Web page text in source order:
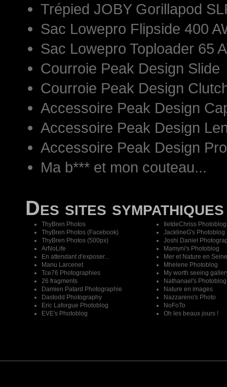
Trépied JOBY Gorillapod
Sac Lowepro Flipside 400
Sac Lowepro Toploader 65
Courroie Peak Design Slide
Courroie Peak Design
Accessoire Peak Design
Accessoire Peak Design
Accessoire Peak Design
Ma b*** et mon couteau...
Des sites sympathiques
ThyBren Photos
ThyBren Photos (Facebook)
ThyBren Photos (500px)
ArNoLife
En attendant d'exposer...
Manu Larcenet
Tce76 Photographies
26 fragments
Damien Patard Photographie
Dastodd Photography
Eric Laforgue Photoblog
EVE's Photoblog
IletdeChriss Photoblog
JacklineG's Photoblog
Joshi Daniel
Mamyni's Photoblog
Mer et Nature en Seine
Mhelene Photoblog
My worth seeing
Nathanael's Photoblog
Nature en images
Nazzareno's Photo
NoFoTo
Oh les beaux jours !